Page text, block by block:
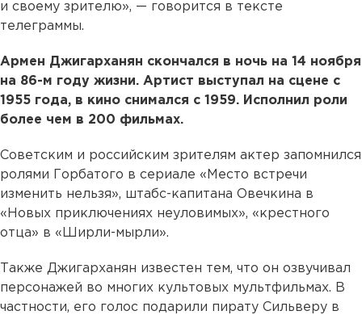
и своему зрителю», — говорится в тексте
телеграммы.
Армен Джигарханян скончался в ночь на 14 ноября
на 86-м году жизни. Артист выступал на сцене с
1955 года, в кино снимался с 1959. Исполнил роли
более чем в 200 фильмах.
Советским и российским зрителям актер запомнился
ролями Горбатого в сериале «Место встречи
изменить нельзя», штабс-капитана Овечкина в
«Новых приключениях неуловимых», «крестного
отца» в «Ширли-мырли».
Также Джигарханян известен тем, что он озвучивал
персонажей во многих культовых мультфильмах. В
частности, его голос подарили пирату Сильверу в